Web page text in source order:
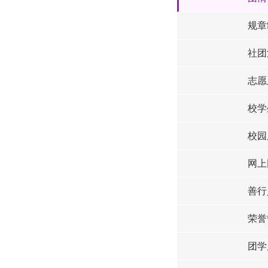
规
社
志
校
校
网
善
荣
团